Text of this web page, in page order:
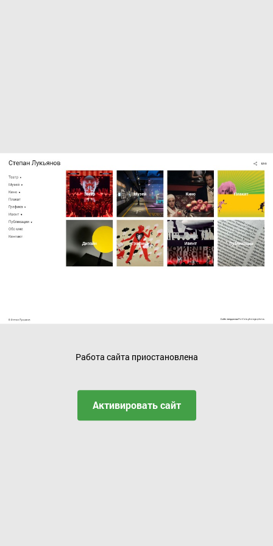
Работа сайта приостановлена
Активировать сайт